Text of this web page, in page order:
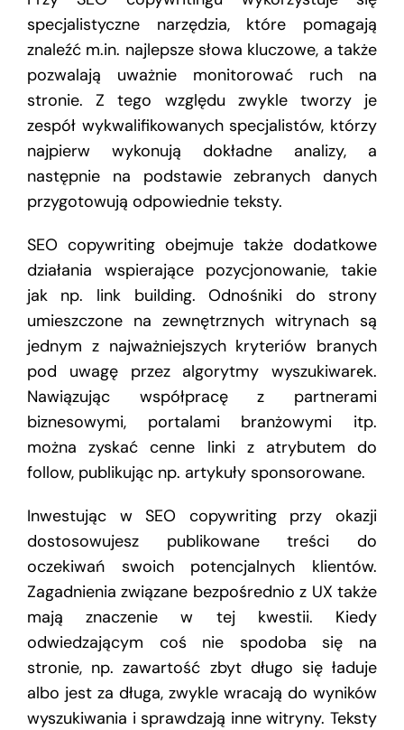
specjalistyczne narzędzia, które pomagają
znaleźć m.in. najlepsze słowa kluczowe, a także
pozwalają uważnie monitorować ruch na
stronie. Z tego względu zwykle tworzy je
zespół wykwalifikowanych specjalistów, którzy
najpierw wykonują dokładne analizy, a
następnie na podstawie zebranych danych
przygotowują odpowiednie teksty.
SEO copywriting obejmuje także dodatkowe
działania wspierające pozycjonowanie, takie
jak np. link building. Odnośniki do strony
umieszczone na zewnętrznych witrynach są
jednym z najważniejszych kryteriów branych
pod uwagę przez algorytmy wyszukiwarek.
Nawiązując współpracę z partnerami
biznesowymi, portalami branżowymi itp.
można zyskać cenne linki z atrybutem do
follow, publikując np. artykuły sponsorowane.
Inwestując w SEO copywriting przy okazji
dostosowujesz publikowane treści do
oczekiwań swoich potencjalnych klientów.
Zagadnienia związane bezpośrednio z UX także
mają znaczenie w tej kwestii. Kiedy
odwiedzającym coś nie spodoba się na
stronie, np. zawartość zbyt długo się ładuje
albo jest za długa, zwykle wracają do wyników
wyszukiwania i sprawdzają inne witryny. Teksty